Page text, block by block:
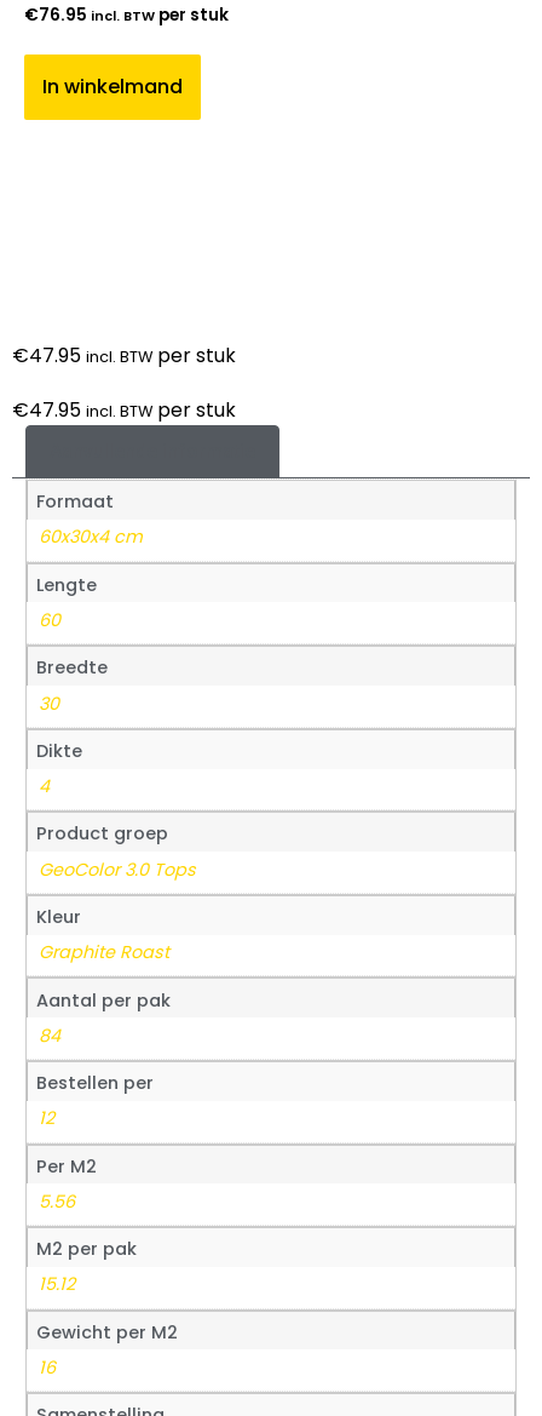
€76.95 incl. BTW per stuk
In winkelmand
€47.95 incl. BTW per stuk
€47.95 incl. BTW per stuk
Formaat
60x30x4 cm
Lengte
60
Breedte
30
Dikte
4
Product groep
GeoColor 3.0 Tops
Kleur
Graphite Roast
Aantal per pak
84
Bestellen per
12
Per M2
5.56
M2 per pak
15.12
Gewicht per M2
16